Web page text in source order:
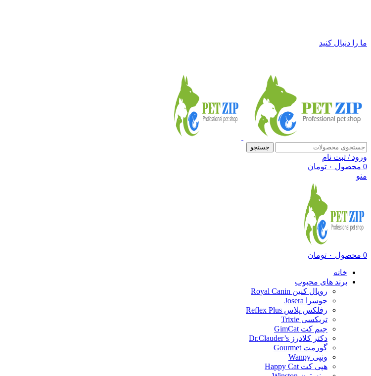
ما را دنبال کنید
جستجو
ورود / ثبت نام
0 محصول ۰ تومان
منو
0 محصول ۰ تومان
خانه
برند های محبوب
رویال کنین Royal Canin
جوسرا Josera
رفلکس پلاس Reflex Plus
تریکسی Trixie
جیم کت GimCat
دکتر کلادرز Dr.Clauder’s
گورمت Gourmet
ونپی Wanpy
هپی کت Happy Cat